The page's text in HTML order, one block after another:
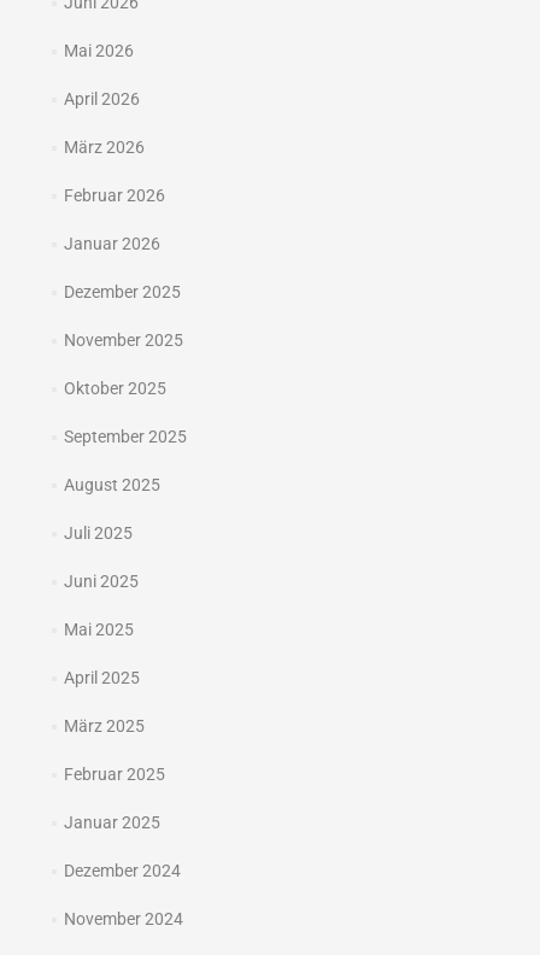
Mai 2026
April 2026
März 2026
Februar 2026
Januar 2026
Dezember 2025
November 2025
Oktober 2025
September 2025
August 2025
Juli 2025
Juni 2025
Mai 2025
April 2025
März 2025
Februar 2025
Januar 2025
Dezember 2024
November 2024